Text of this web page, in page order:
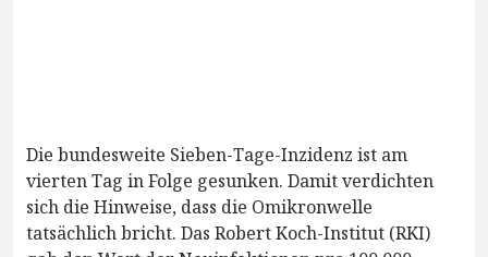
Die bundesweite Sieben-Tage-Inzidenz ist am
vierten Tag in Folge gesunken. Damit verdichten
sich die Hinweise, dass die Omikronwelle
tatsächlich bricht. Das Robert Koch-Institut (RKI)